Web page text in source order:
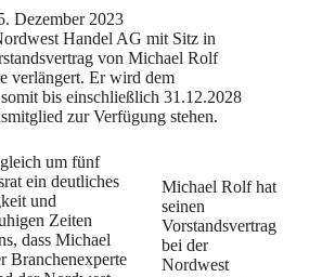
Dezember 2023
Handel AG mit Sitz in
von Michael Rolf
verlängert. Er wird dem
bis einschließlich 31.12.2028
zur Verfügung stehen.
Michael Rolf hat
seinen
Vorstandsvertrag
bei der
Nordwest
um fünf
ein deutliches
und
Zeiten
dass Michael
Branchenexperte